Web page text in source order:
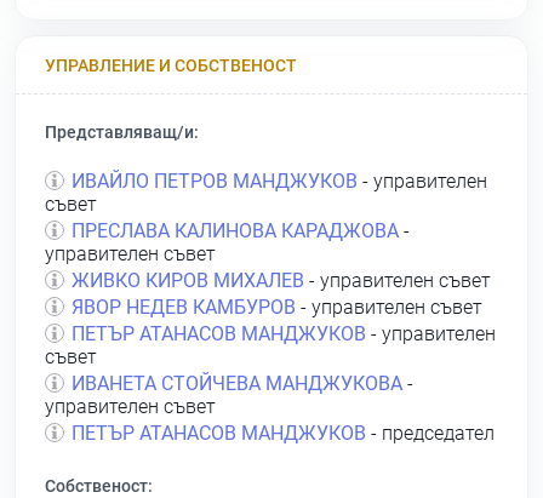
УПРАВЛЕНИЕ И СОБСТВЕНОСТ
Представляващ/и:
ИВАЙЛО ПЕТРОВ МАНДЖУКОВ - управителен
съвет
ПРЕСЛАВА КАЛИНОВА КАРАДЖОВА -
управителен съвет
ЖИВКО КИРОВ МИХАЛЕВ - управителен съвет
ЯВОР НЕДЕВ КАМБУРОВ - управителен съвет
ПЕТЪР АТАНАСОВ МАНДЖУКОВ - управителен
съвет
ИВАНЕТА СТОЙЧЕВА МАНДЖУКОВА -
управителен съвет
ПЕТЪР АТАНАСОВ МАНДЖУКОВ - председател
Собственост: